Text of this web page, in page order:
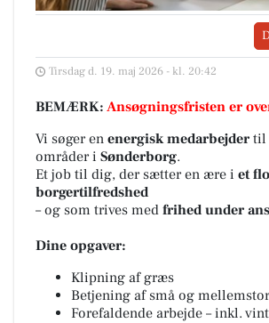
Tirsdag d. 19. maj 2026 - kl. 20:42
BEMÆRK: Ansøgningsfristen er
Vi søger en energisk medarbejder til
områder i Sønderborg.
Et job til dig, der sætter en ære i et
borgertilfredshed
– og som trives med frihed under
Dine opgaver:
Klipning af græs
Betjening af små og
Forefaldende arbejde – inkl.